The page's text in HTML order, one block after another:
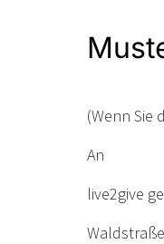
(Wenn Sie
An
live2give